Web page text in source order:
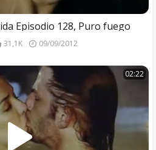
Episodio 128, Puro fuego
31,1K 09/09/2012
02:22